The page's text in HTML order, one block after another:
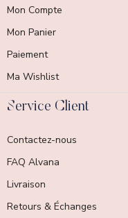
Mon Compte
Mon Panier
Paiement
Ma Wishlist
Service Client
Contactez-nous
FAQ Alvana
Livraison
Retours & Échanges